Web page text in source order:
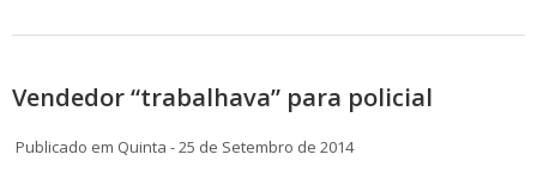
Vendedor “trabalhava” para policial
Publicado em Quinta - 25 de Setembro de 2014